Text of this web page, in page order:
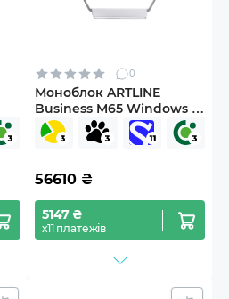
0
Моноблок ARTLINE
Business M65 Windows 11
Pro (M65v25Win)
56610 ₴
5147 ₴
х11 платежів